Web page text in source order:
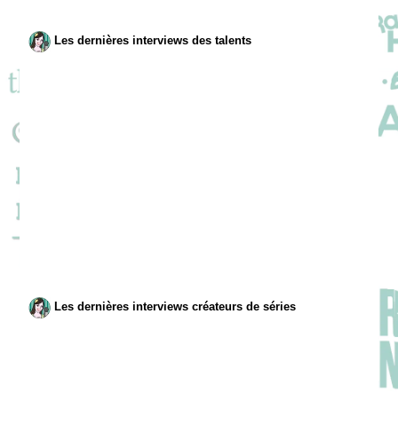
Les dernières interviews des talents
Les dernières interviews créateurs de séries